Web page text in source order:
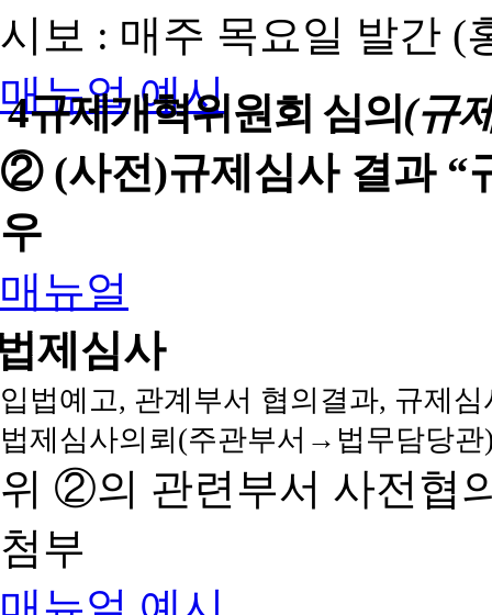
시보 : 매주 목요일 발간 (
매뉴얼 예시
4규제개혁위원회 심의(규
② (사전)규제심사 결과 “
우
매뉴얼
제심사
입법예고, 관계부서 협의결과, 규제
법제심사의뢰(주관부서→법무담당
위 ②의 관련부서 사전협
첨부